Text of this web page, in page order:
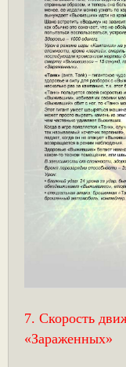
7. Скорость
«Зараженных»